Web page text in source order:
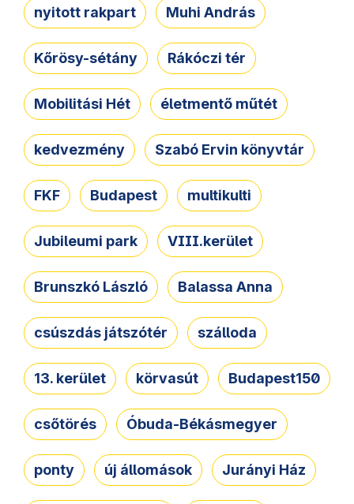
nyitott rakpart Muhi András
Kőrösy-sétány Rákóczi tér
Mobilitási Hét életmentő műtét
kedvezmény Szabó Ervin könyvtár
FKF Budapest multikulti
Jubileumi park VIII.kerület
Brunszkó László Balassa Anna
csúszdás játszótér szálloda
13. kerület körvasút Budapest150
csőtörés Óbuda-Békásmegyer
ponty új állomások Jurányi Ház